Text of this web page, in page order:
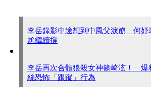
李岳錄影中途想到中風父淚崩 何妤
尬繼續撐
李岳再次合體狼殺女神篠崎泫！ 爆
絲恐怖「跟蹤」行為